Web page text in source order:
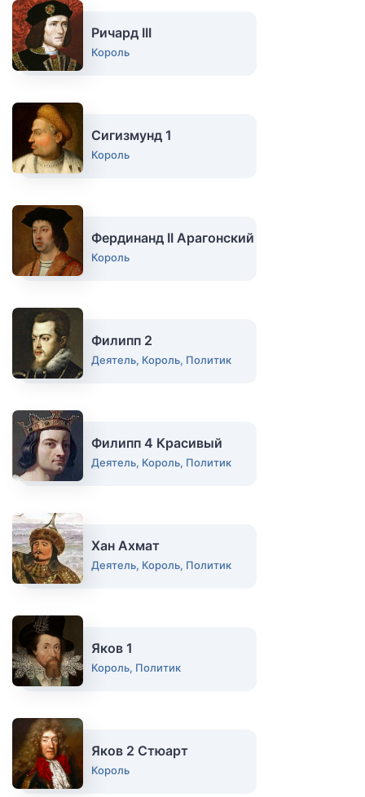
Ричард III
Король
Сигизмунд 1
Король
Фердинанд II Арагонский
Король
Филипп 2
Деятель, Король, Политик
Филипп 4 Красивый
Деятель, Король, Политик
Хан Ахмат
Деятель, Король, Политик
Яков 1
Король, Политик
Яков 2 Стюарт
Король